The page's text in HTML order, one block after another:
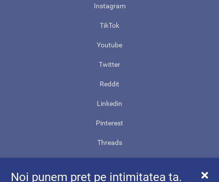
Instagram
TikTok
Youtube
Twitter
Reddit
Linkedin
Pinterest
Threads
Noi punem preț pe intimitatea ta.